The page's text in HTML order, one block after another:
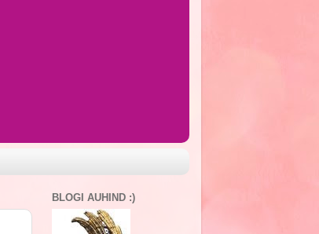
BLOGI AUHIND :)